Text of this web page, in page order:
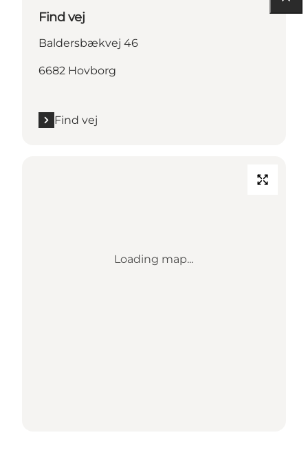
Find vej
Baldersbækvej 46
6682 Hovborg
Find vej
Loading map...